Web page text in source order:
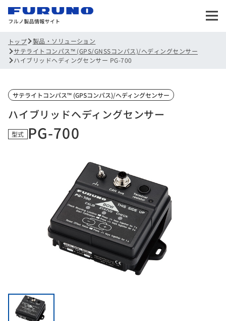
トップ
製品・ソリューション
サテライトコンパス™ (GPS/GNSSコンパス)/ヘディングセンサー
ハイブリッドヘディングセンサー PG-700
サテライトコンパス™ (GPSコンパス)/ヘディングセンサー
ハイブリッドヘディングセンサー
型式 PG-700